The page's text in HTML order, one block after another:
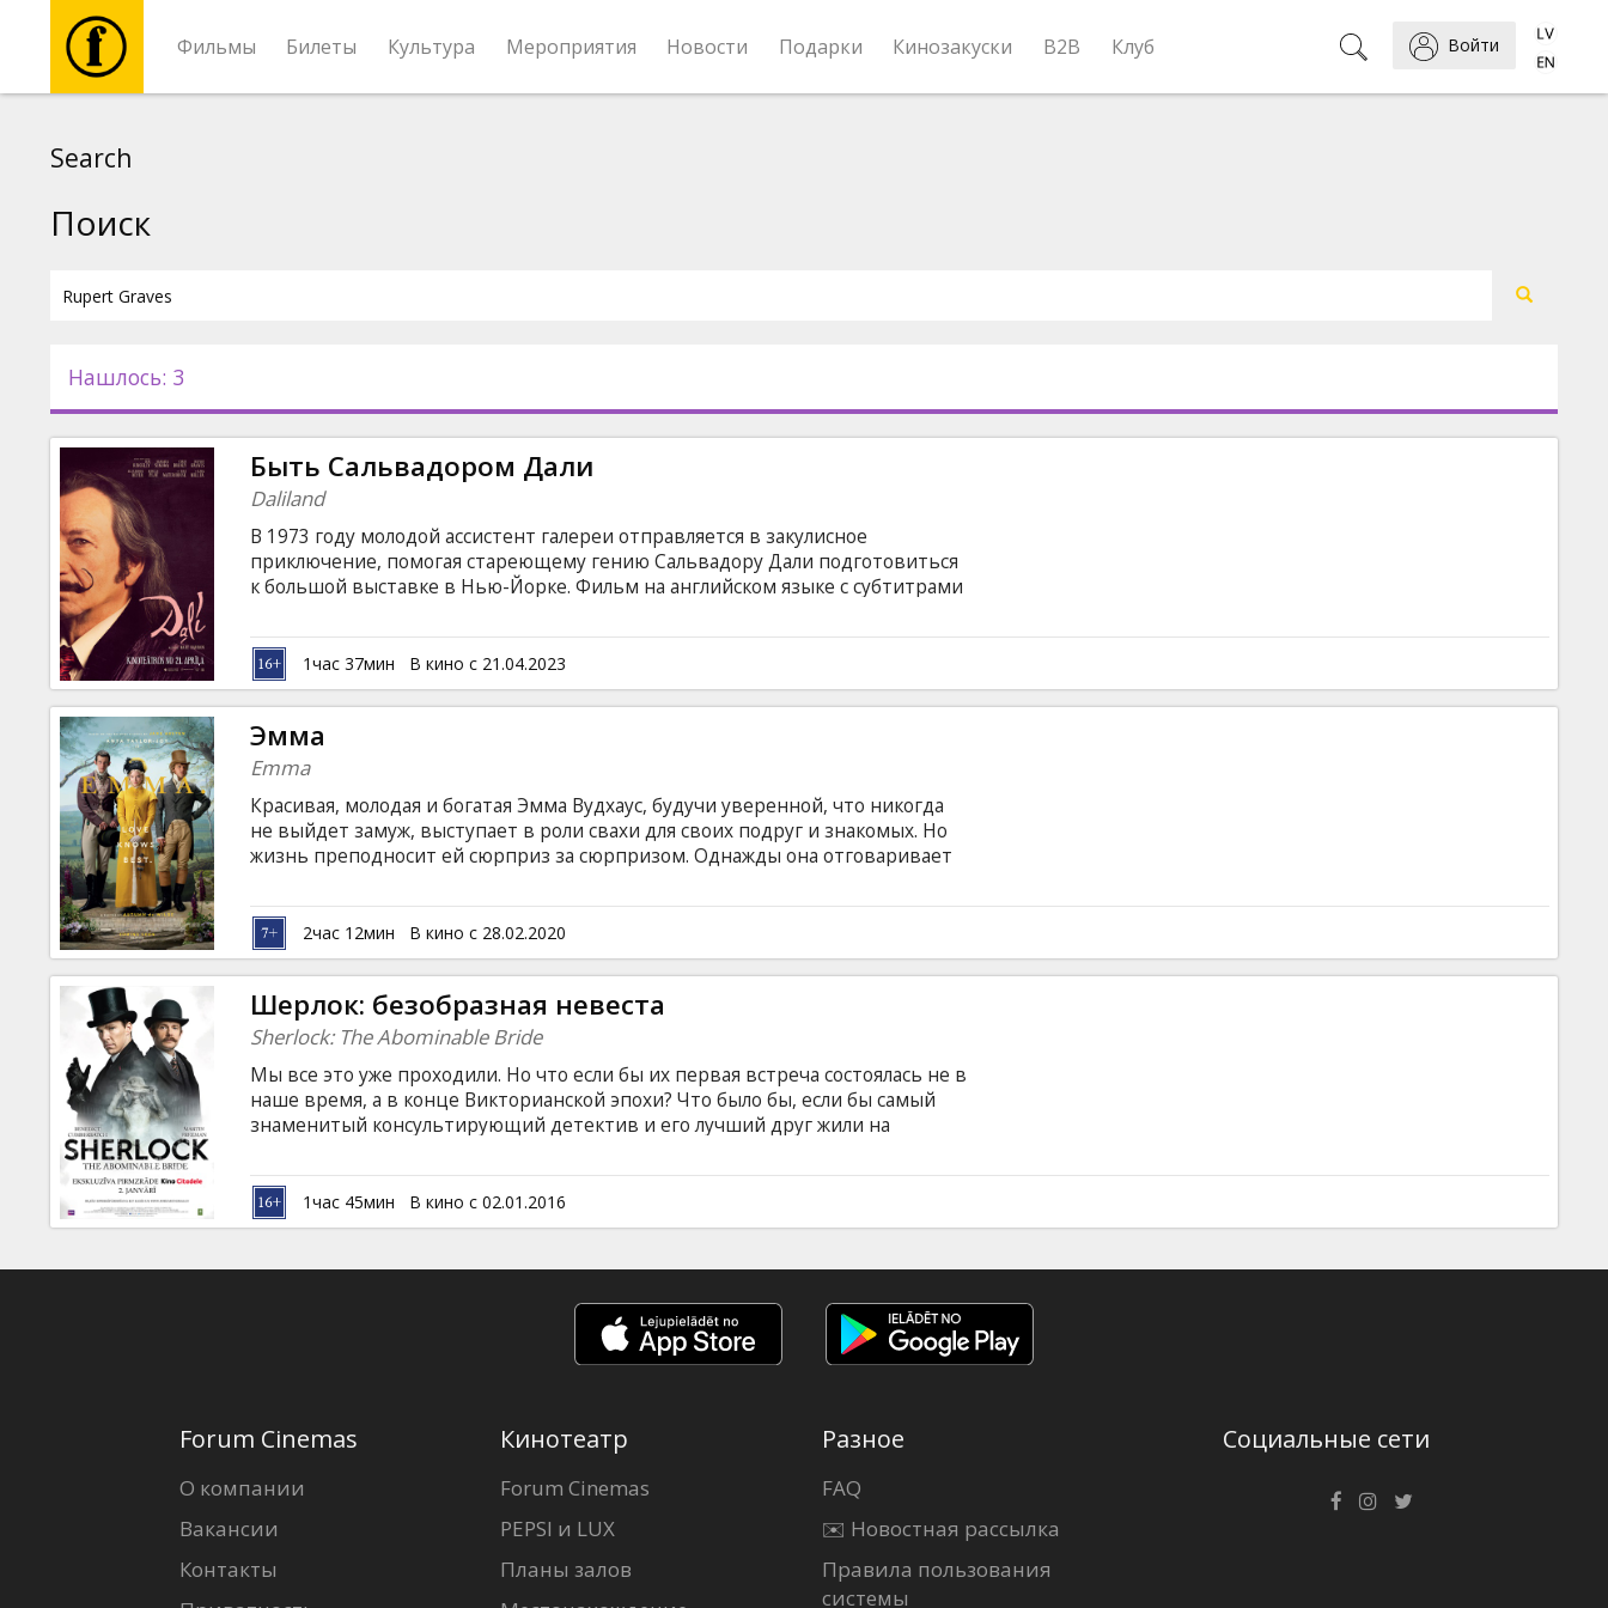
Фильмы Билеты Культура Мероприятия Новости Подарки Кинозакуски B2B Клуб Войти
Новости
Подарки
Кинозакуски
B2B
Клуб
Search
Поиск
Нашлось: 3
Быть Сальвадором Дали
Daliland
В 1973 году молодой ассистент галереи отправляется в закулисное
приключение, помогая стареющему гению Сальвадору Дали подготовиться
к большой выставке в Нью-Йорке. Фильм на английском языке с субтитрами
1час 37мин В кино с 21.04.2023
Эмма
Emma
Красивая, молодая и богатая Эмма Вудхаус, будучи уверенной, что никогда
не выйдет замуж, выступает в роли свахи для своих подруг и знакомых. Но
жизнь преподносит ей сюрприз за сюрпризом. Однажды она отговаривает
Элтоном. Но тот влюбляется в саму Эмму… Фильм на английском языке с
субтитрами на латышском и русском языках.
2час 12мин В кино с 28.02.2020
Шерлок: безобразная невеста
Sherlock: The Abominable Bride
Мы все это уже проходили. Но что если бы их первая встреча состоялась не в
наше время, а в конце Викторианской эпохи? Что было бы, если бы самый
знаменитый консультирующий детектив и его лучший друг жили на
Встречайте на экранах кинотеатров "Шерлока" образца 1895 года! ФИЛЬМ
НА АНГЛИЙСКОМ ЯЗЫКЕ, БЕЗ СУБТИТРОВ.
1час 45мин В кино с 02.01.2016
Forum Cinemas
О компании
Вакансии
Контакты
Кинотеатр
Forum Cinemas
PEPSI и LUX
Планы залов
Разное
FAQ
✉️ Новостная рассылка
Правила пользования
системы
Социальные сети